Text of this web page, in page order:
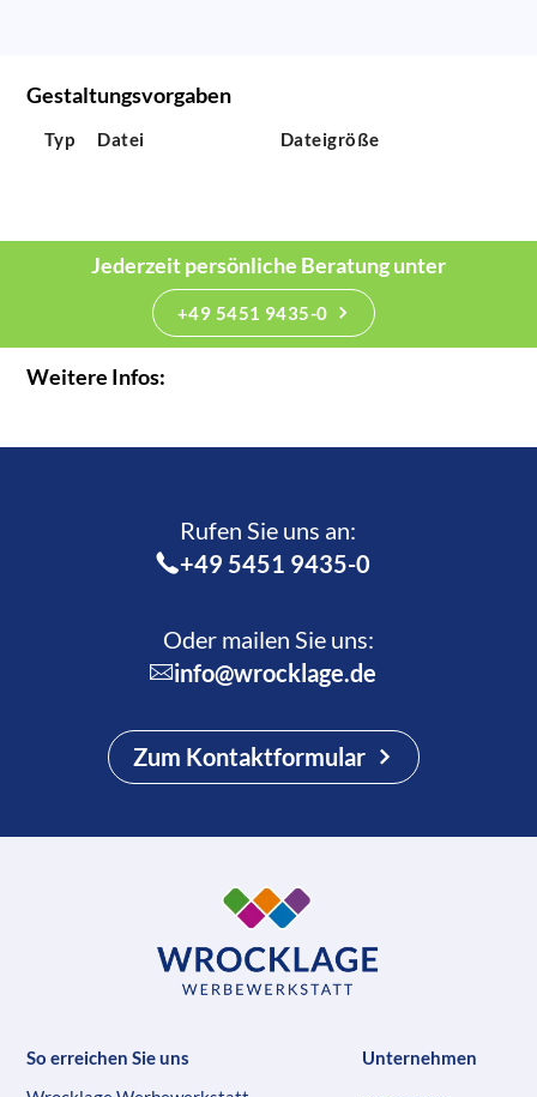
Gestaltungsvorgaben
Typ Datei Dateigröße
Jederzeit persönliche Beratung unter
+49 5451 9435-0
Weitere Infos:
Rufen Sie uns an:­
+49 5451 9435-0
Oder mailen Sie uns:
info@wrocklage.de
Zum Kontaktformular
So erreichen Sie uns
Unternehmen